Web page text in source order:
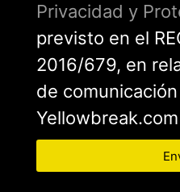
Privacidad y
previsto en el
2016/679, en
de
Yellowbreak.com